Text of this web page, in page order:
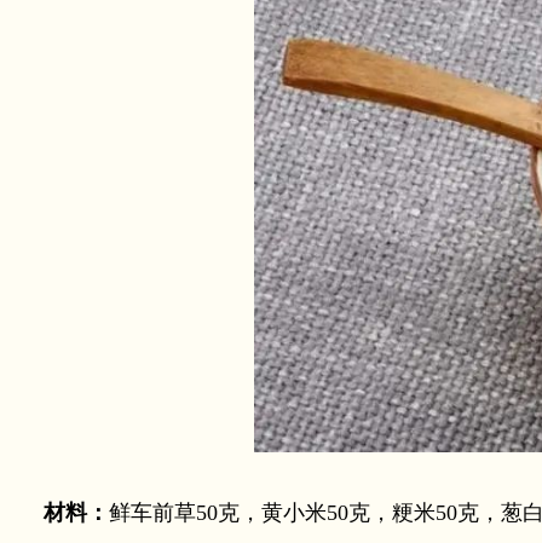
材料： 鲜车前草50克，黄小米50克，粳米50克，葱